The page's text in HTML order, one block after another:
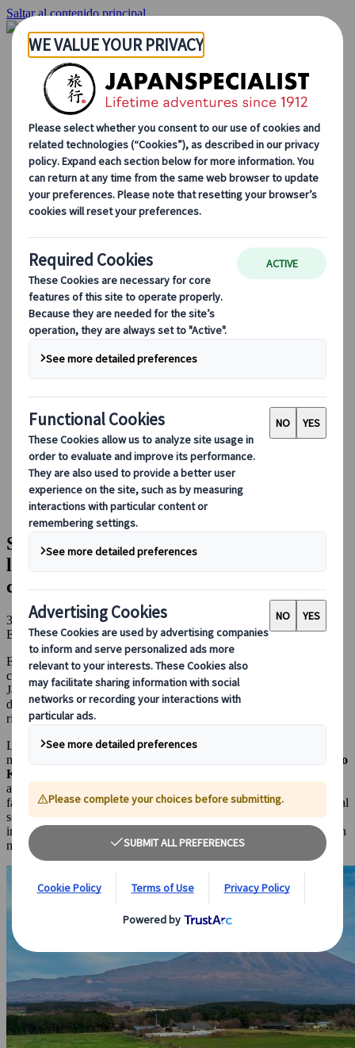
Saltar al contenido principal
Inicio
Viajes
Viajes a medida
Viajes de autor
Fly & Drive
Circuitos organizados
Excursiones
Tours de grupo a medida
Japan Rail Pass
Cómo trabajamos
Sobre nosotros
Nuestro equipo
Blog
Consejos de viaje para cada temporada
Destinos destacados
Perspectivas culturales
Experiencias gastronómicas
Recorre Japón en tren
Preguntas frecuentes
Información práctica
Etiqueta en Japón
Conducir en Japón
Reservar con nosotros
Japan Rail Pass
Alojamiento
Asesoramiento virtual
Japanspecialist
Experiencias gastronómicas
Saborea la carne de Kobe en Japón: todo lo que necesitas
saber sobre esta delicia culinaria
Saborea la carne de Kobe en Japón: todo
lo que necesitas saber sobre esta delicia
culinaria
30 sep 2025
Experiencias gastronómicas
Entre las cocinas japonesas más famosas, la carne de Kobe destaca
como un plato imprescindible para muchos visitantes extranjeros en
Japón. Es una comida asociada al lujo extremo y a los restaurantes
de alta gama, una experiencia única para algunos y una muestra de
riqueza para otros.
La fascinación por lacarne de Kobees tal que se ha creado una
mitología culinaria alrededor de su producción, como que el
ganado
Kobe
altavoces y una dieta a base de cerveza y pasto fresco. Parte de esta
fascinación proviene de su relativa escasez; la carne de res Kobe real
solo puede exportarse desde Japón al resto del mundo desde 2012 e
incluso dentro de Japón, representa
de la producción
nacional de carne de vacuno.